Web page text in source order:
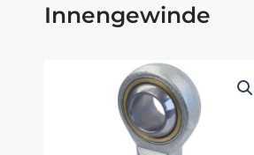
Innengewinde